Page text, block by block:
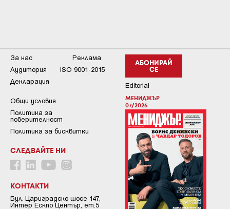
АБОНИРАЙ
СЕ
Editorial
МЕНИДЖЪР
07/2026
За нас
Реклама
Аудитория
ISO 9001-2015
Декларация
Общи условия
Пoлитикa зa
пoвepитeлнocт
Политика за бисквитки
СЛЕДВАЙТЕ НИ
КОНТАКТИ
Бул. Цариградско шосе 147,
Интер Ескпо Център, ет.5